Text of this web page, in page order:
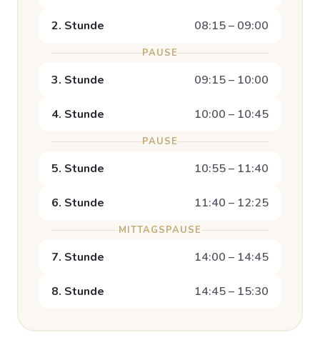
2. Stunde 08:15 – 09:00
PAUSE
3. Stunde 09:15 – 10:00
4. Stunde 10:00 – 10:45
PAUSE
5. Stunde 10:55 – 11:40
6. Stunde 11:40 – 12:25
MITTAGSPAUSE
7. Stunde 14:00 – 14:45
8. Stunde 14:45 – 15:30